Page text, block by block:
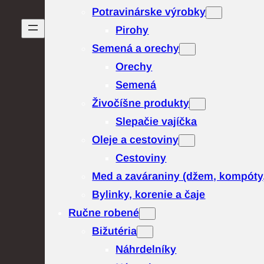
Potravinárske výrobky
Pirohy
Semená a orechy
Orechy
Semená
Živočíšne produkty
Slepačie vajíčka
Oleje a cestoviny
Cestoviny
Med a zaváraniny (džem,
Bylinky, korenie a čaje
Ručne robené
Bižutéria
Náhrdelníky